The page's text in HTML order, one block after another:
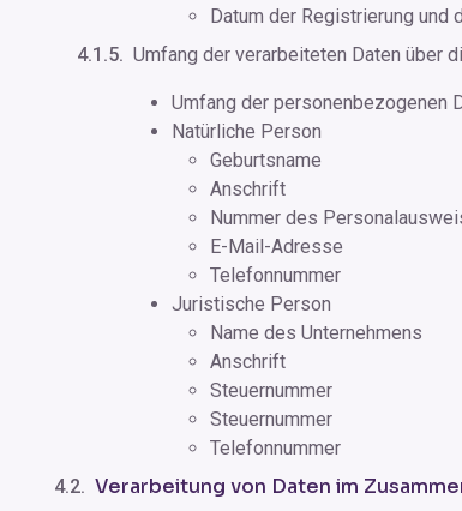
Datum der Registrierung und
Umfang der verarbeiteten Daten über
Umfang der personenbezogenen
Natürliche Person
Geburtsname
Anschrift
Nummer des
E-Mail-Adresse
Telefonnummer
Juristische Person
Name des Unternehmens
Anschrift
Steuernummer
Steuernummer
Telefonnummer
Verarbeitung von Daten im